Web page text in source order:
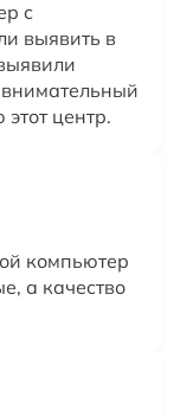
с
выявить в
центр.
компьютер
а качество